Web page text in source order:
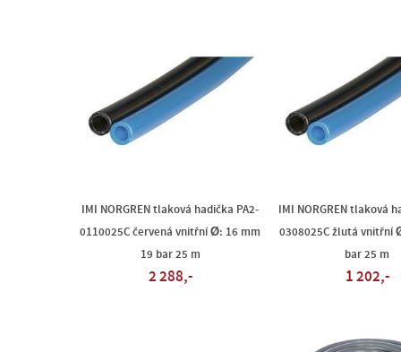
IMI NORGREN tlaková hadička PA2-
0110025C červená vnitřní Ø: 16 mm
19 bar 25 m
2 288,-
IMI NORGREN tlaková
0308025C žlutá vnitřní
bar 25 m
1 202,-